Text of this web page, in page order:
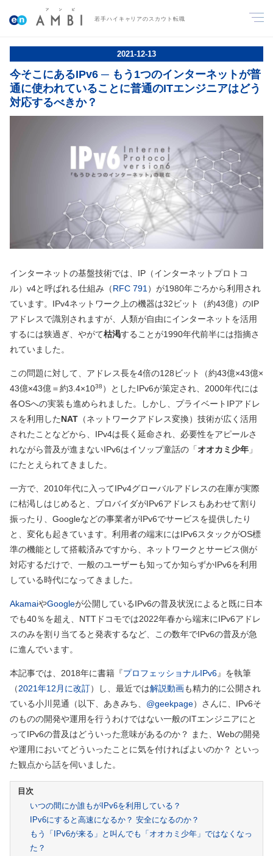
若手ハイキャリアのスカウト転職
2021-12-13
今そこにあるIPv6 ─ もう1つのインターネットが普
通に使われていることに普通のITエンジニアはどう
対応するべきか？
インターネットの基盤技術では、IP （インターネットプロトコ
ル） v4と呼ばれる仕組み （RFC 791） が1980年ごろから利用され
ています。IPv4ネットワーク上の機器は32ビット
（約43億） のIP
アドレスで識別されますが、人類が自由にインターネットを活用
するには狭過ぎ、やがて枯渇することが1990年代前半には指摘さ
れていました。
この問題に対して、アドレス長を4倍の128ビット
（約43億×43億×
43億×43億＝約3.4×1038 ）
としたIPv6が策定され、2000年代には
各OSへの実装も進められました。しかし、プライベートIPアドレ
スを利用したNAT （ネットワークアドレス変換） 技術が広く活用
されたことなどから、IPv4は長く延命され、必要性をアピールさ
れながら普及が進まないIPv6はイソップ童話の「オオカミ少年 」
にたとえられてきました。
一方で、2010年代に入ってIPv4グローバルアドレスの在庫が実際
に枯渇しはじめると、プロバイダがIPv6アドレスもあわせて割り
振ったり、Googleなどの事業者がIPv6でサービスを提供したり
と、変化も起きています。利用者の端末にはIPv6スタックがOS標
準の機能として搭載済みですから、ネットワークとサービス側が
対応するだけで、一般のユーザーも知ってか知らずかIPv6を利用
している時代になってきました。
AkamaiやGoogleが公開しているIPv6の普及状況によると既に日本
でも40％を超え、NTTドコモでは2022年春から端末にIPv6アドレ
スのみを割り当てると発表するなど、この数年でIPv6の普及が急
に進んでいます。
本記事では、2018年に書籍『プロフェッショナルIPv6』を執筆
（2021年12月に改訂） し、最近では解説動画も精力的に公開され
ている小川晃通
（以下、あきみち、 @geekpage） さんに、IPv6そ
のものの開発や運用を行うわけではない一般のITエンジニアにと
ってIPv6の普及はどういった意味があるのか？ また、Webの開発
や運用においてどういったことに気を付ければよいのか？ といっ
た観点から話を伺いました。
いつの間にか誰もがIPv6を利用している？
IPv6にすると高速になるか？ 安全になるのか？
もう「IPv6が来る」と叫んでも「オオカミ少年」ではなくなっ
た？